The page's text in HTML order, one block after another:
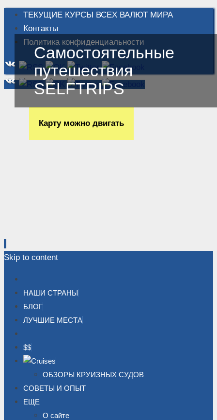
ТЕКУЩИЕ КУРСЫ ВСЕХ ВАЛЮТ МИРА
Контакты
Политика конфиденциальности
Карту можно двигать
Самостоятельные
путешествия
SELFTRIPS
Skip to content
НАШИ СТРАНЫ
БЛОГ
ЛУЧШИЕ МЕСТА
$$
ОБЗОРЫ КРУИЗНЫХ СУДОВ
СОВЕТЫ И ОПЫТ
ЕЩЕ
О сайте